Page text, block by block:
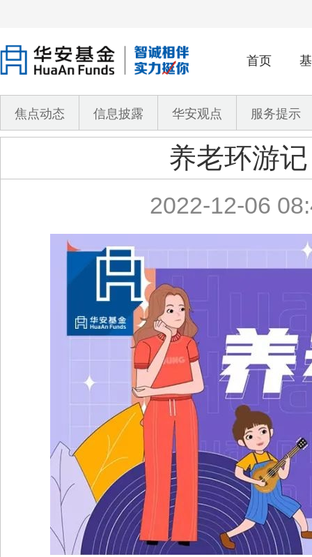
首页
焦点动态 信息披露 华安观点 服务提示
养老环游
2022-12-06